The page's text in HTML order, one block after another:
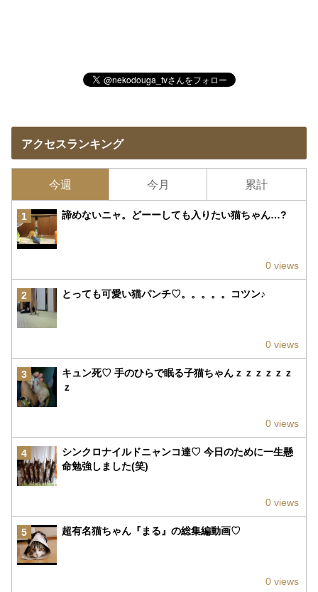
アクセスランキング
今週 今月 累計
1 諦めないニャ。どーーしても入りたい猫ちゃん…?
0 views
2 とっても可愛い猫パンチ♡。。。。。コツン♪
0 views
3
キュン死♡ 手のひらで眠る子猫ちゃんｚｚｚｚｚｚ
ｚ
0 views
4
シンクロナイルドニャンコ達♡ 今日のために一生懸
命勉強しました(笑)
0 views
5 超有名猫ちゃん『まる』の総集編動画♡
0 views